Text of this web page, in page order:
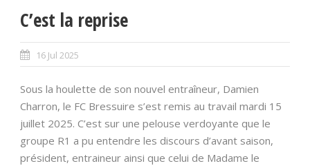
C’est la reprise
16 Jul 2025
Sous la houlette de son nouvel entraîneur, Damien
Charron, le FC Bressuire s’est remis au travail mardi 15
juillet 2025. C’est sur une pelouse verdoyante que le
groupe R1 a pu entendre les discours d’avant saison,
président, entraineur ainsi que celui de Madame le